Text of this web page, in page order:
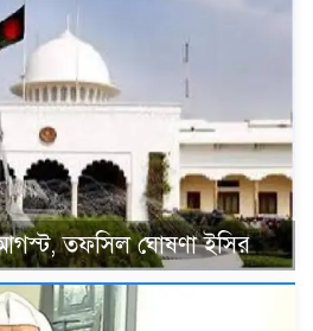
আগস্ট, তফসিল ঘোষণা ইসির